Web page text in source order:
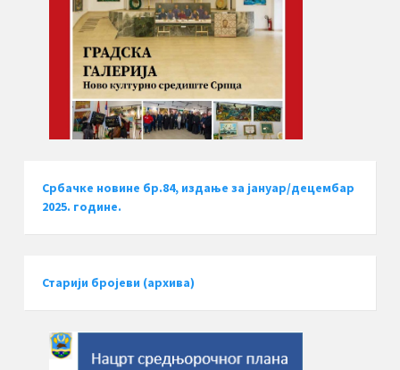
Србачке новине бр.84, издање за јануар/децембар
2025. године.
Старији бројеви (архива)